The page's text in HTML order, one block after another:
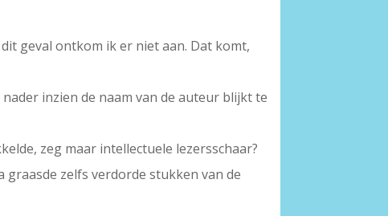
geval ontkom ik er niet aan. Dat komt,
inzien de naam van de auteur blijkt te
zeg maar intellectuele lezersschaar?
zelfs verdorde stukken van de